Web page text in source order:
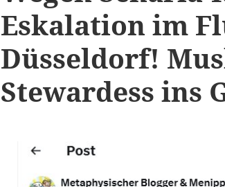
Eskalation im
Düsseldorf!
Stewardess ins